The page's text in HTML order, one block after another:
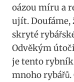
oázou míru a
ujít. Doufáme,
skryté
Odvěkým
je tento
mnoho